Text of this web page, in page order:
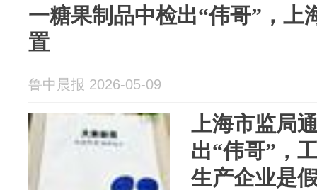
一糖果制品中检出“伟哥”，上
置
鲁中晨报 2026-05-09
上海市监局
出“伟哥”，
生产企业是